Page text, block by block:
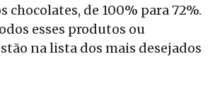
chocolates, de 100% para 72%.
esses produtos ou
na lista dos mais desejados